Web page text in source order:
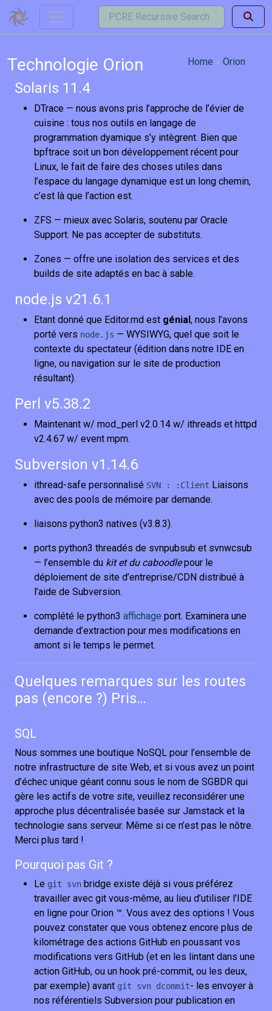
Home Orion
Technologie Orion
Solaris 11.4
DTrace — nous avons pris l’approche de l’évier de
cuisine : tous nos outils en langage de
programmation dyamique s’y intègrent. Bien que
bpftrace soit un bon développement récent pour
Linux, le fait de faire des choses utiles dans
l’espace du langage dynamique est un long chemin,
c’est là que l’action est.
ZFS — mieux avec Solaris, soutenu par Oracle
Support. Ne pas accepter de substituts.
Zones — offre une isolation des services et des
builds de site adaptés en bac à sable.
node.js v21.6.1
Etant donné que Editor.md est génial, nous l’avons
porté vers node.js — WYSIWYG, quel que soit le
contexte du spectateur (édition dans notre IDE en
ligne, ou navigation sur le site de production
résultant).
Perl v5.38.2
Maintenant w/ mod_perl v2.0.14 w/ ithreads et httpd
v2.4.67 w/ event mpm.
Subversion v1.14.6
ithread-safe personnalisé SVN : :Client Liaisons
avec des pools de mémoire par demande.
liaisons python3 natives (v3.8.3).
ports python3 threadés de svnpubsub et svnwcsub
— l’ensemble du kit et du caboodlepour le
déploiement de site d’entreprise/CDN distribué à
l’aide de Subversion.
complété le python3 affichage port. Examinera une
demande d’extraction pour mes modifications en
amont si le temps le permet.
Quelques remarques sur les routes
pas (encore ?) Pris…
SQL
Nous sommes une boutique NoSQL pour l’ensemble de
notre infrastructure de site Web, et si vous avez un point
d’échec unique géant connu sous le nom de SGBDR qui
gère les actifs de votre site, veuillez reconsidérer une
approche plus décentralisée basée sur Jamstack et la
technologie sans serveur. Même si ce n’est pas le nôtre.
Merci plus tard !
Pourquoi pas Git ?
Le git svn bridge existe déjà si vous préférez
travailler avec git vous-même, au lieu d’utiliser l’IDE
en ligne pour Orion ™. Vous avez des options ! Vous
pouvez constater que vous obtenez encore plus de
kilométrage des actions GitHub en poussant vos
modifications vers GitHub (et en les lintant dans une
action GitHub, ou un hook pré-commit, ou les deux,
par exemple) avant git svn dcommit- les envoyer à
nos référentiels Subversion pour publication en